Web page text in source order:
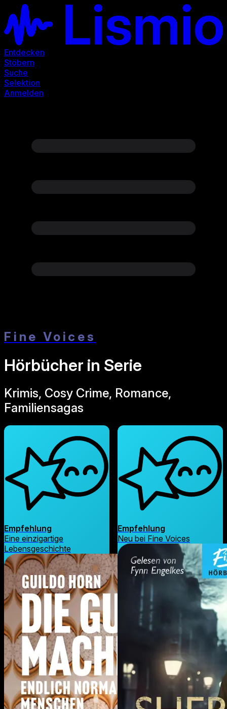
Entdecken
Stöbern
Suche
Selektion
Anmelden
Fine Voices
Hörbücher in Serie
Krimis, Cosy Crime, Romance,
Familiensagas
Empfehlung
Eine einzigartige
Lebensgeschichte
Empfehlung
Neu bei Fine Voices